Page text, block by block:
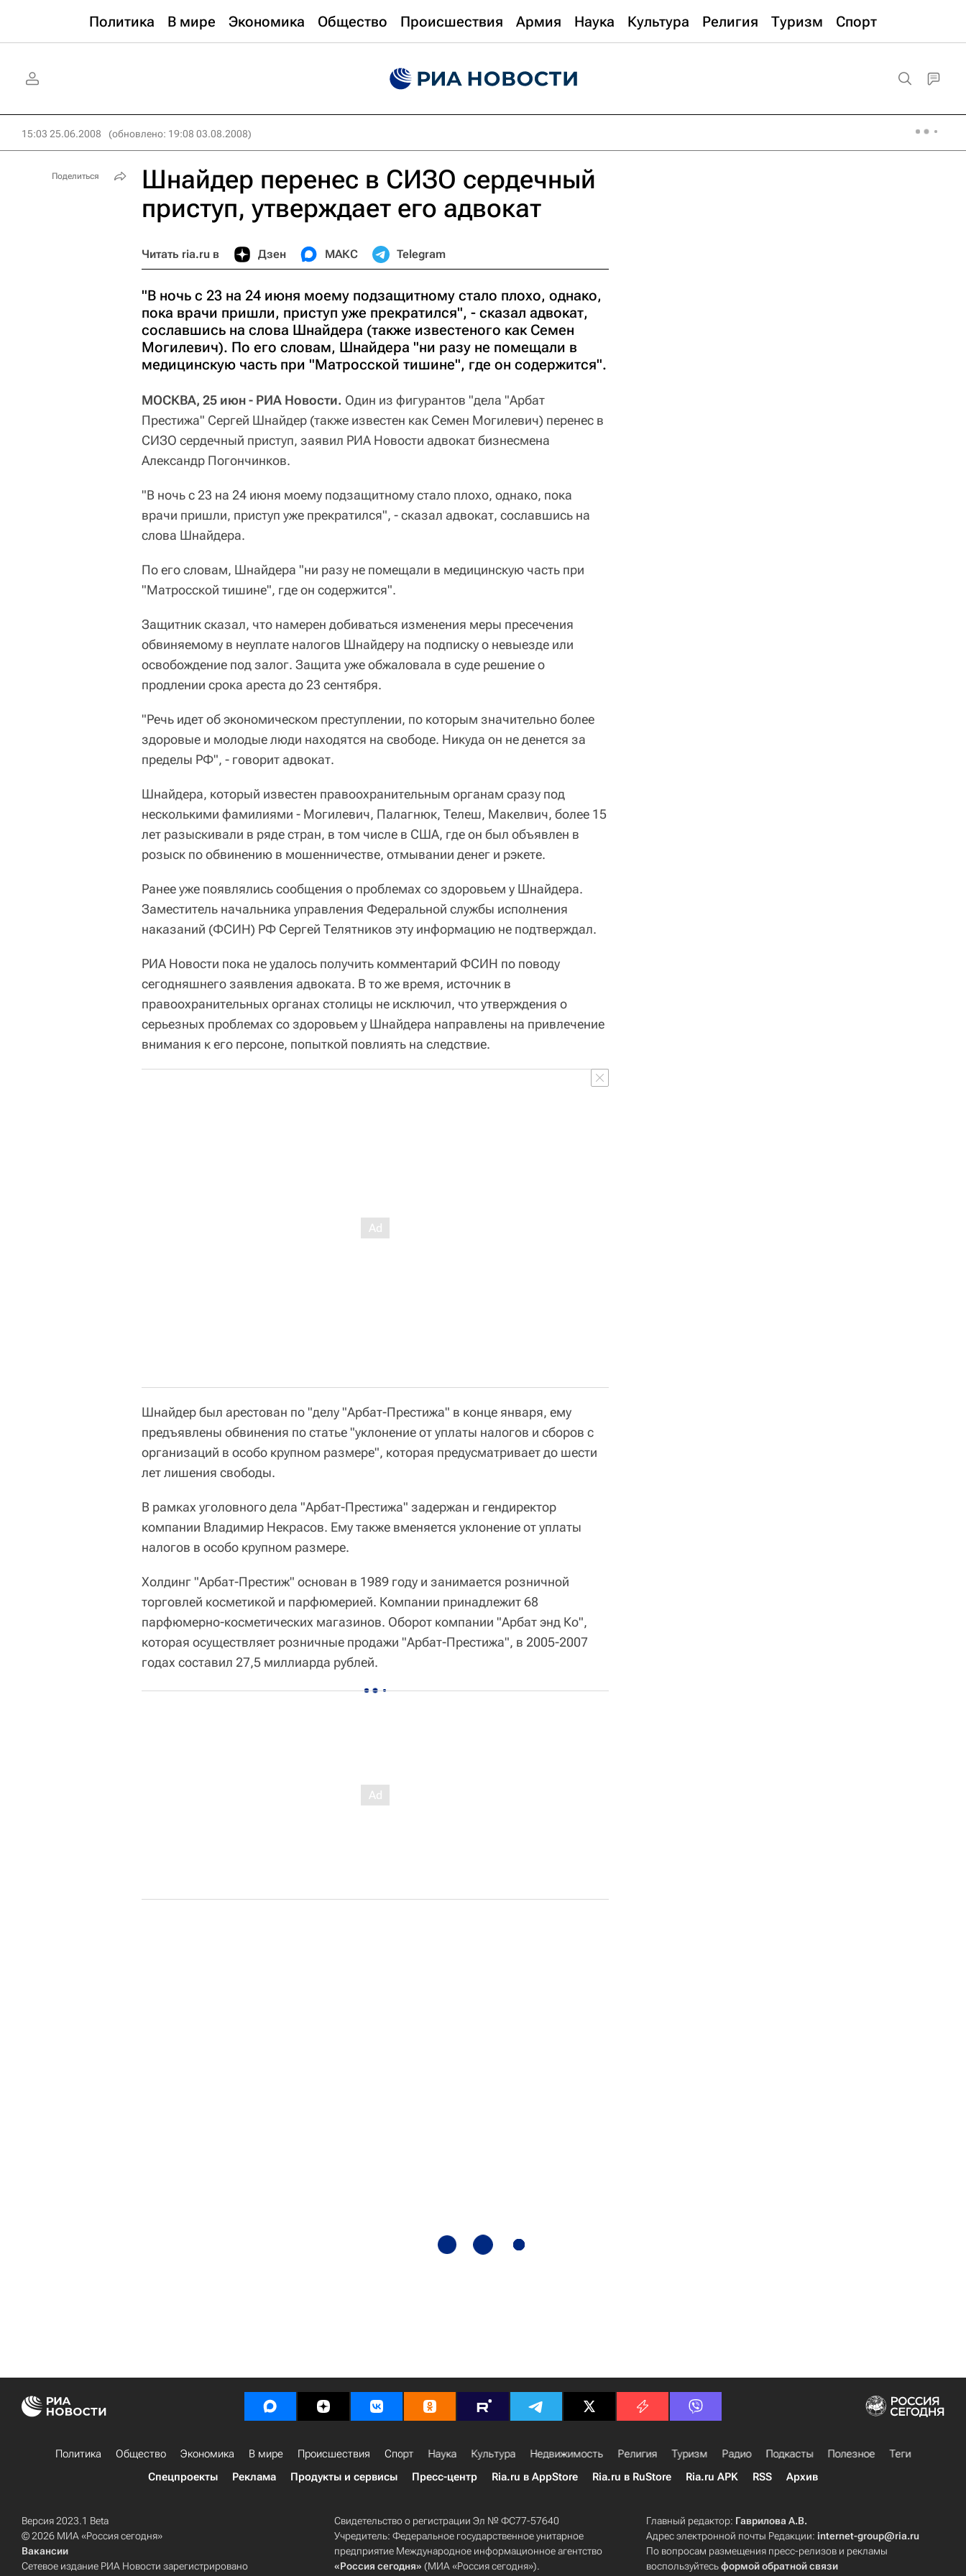
Политика В мире Экономика Общество Происшествия Армия Наука Культура Религия Туризм Спорт
15:03 25.06.2008 (обновлено: 19:08 03.08.2008)
Шнайдер перенес в СИЗО сердечный
приступ, утверждает его адвокат
Читать ria.ru в Дзен МАКС Telegram
"В ночь с 23 на 24 июня моему подзащитному стало плохо, однако,
пока врачи пришли, приступ уже прекратился", - сказал адвокат,
сославшись на слова Шнайдера (также известеного как Семен
Могилевич). По его словам, Шнайдера "ни разу не помещали в
медицинскую часть при "Матросской тишине", где он содержится".
МОСКВА, 25 июн - РИА Новости. Один из фигурантов "дела "Арбат
Престижа" Сергей Шнайдер (также известен как Семен Могилевич) перенес в
СИЗО сердечный приступ, заявил РИА Новости адвокат бизнесмена
Александр Погончинков.
"В ночь с 23 на 24 июня моему подзащитному стало плохо, однако, пока
врачи пришли, приступ уже прекратился", - сказал адвокат, сославшись на
слова Шнайдера.
По его словам, Шнайдера "ни разу не помещали в медицинскую часть при
"Матросской тишине", где он содержится".
Защитник сказал, что намерен добиваться изменения меры пресечения
обвиняемому в неуплате налогов Шнайдеру на подписку о невыезде или
освобождение под залог. Защита уже обжаловала в суде решение о
продлении срока ареста до 23 сентября.
"Речь идет об экономическом преступлении, по которым значительно более
здоровые и молодые люди находятся на свободе. Никуда он не денется за
пределы РФ", - говорит адвокат.
Шнайдера, который известен правоохранительным органам сразу под
несколькими фамилиями - Могилевич, Палагнюк, Телеш, Макелвич, более 15
лет разыскивали в ряде стран, в том числе в США, где он был объявлен в
розыск по обвинению в мошенничестве, отмывании денег и рэкете.
Ранее уже появлялись сообщения о проблемах со здоровьем у Шнайдера.
Заместитель начальника управления Федеральной службы исполнения
наказаний (ФСИН) РФ Сергей Телятников эту информацию не подтверждал.
РИА Новости пока не удалось получить комментарий ФСИН по поводу
сегодняшнего заявления адвоката. В то же время, источник в
правоохранительных органах столицы не исключил, что утверждения о
серьезных проблемах со здоровьем у Шнайдера направлены на привлечение
внимания к его персоне, попыткой повлиять на следствие.
Шнайдер был арестован по "делу "Арбат-Престижа" в конце января, ему
предъявлены обвинения по статье "уклонение от уплаты налогов и сборов с
организаций в особо крупном размере", которая предусматривает до шести
лет лишения свободы.
В рамках уголовного дела "Арбат-Престижа" задержан и гендиректор
компании Владимир Некрасов. Ему также вменяется уклонение от уплаты
налогов в особо крупном размере.
Холдинг "Арбат-Престиж" основан в 1989 году и занимается розничной
торговлей косметикой и парфюмерией. Компании принадлежит 68
парфюмерно-косметических магазинов. Оборот компании "Арбат энд Ко",
которая осуществляет розничные продажи "Арбат-Престижа", в 2005-2007
годах составил 27,5 миллиарда рублей.
Поделиться
Политика Общество Экономика В мире Происшествия Спорт Наука Культура Недвижимость Религия Туризм Радио Подкасты Полезное
Теги
Спецпроекты
Реклама Продукты и сервисы Пресс-центр Ria.ru в AppStore Ria.ru в RuStore Ria.ru APK RSS Архив
Версия 2023.1 Beta
© 2026 МИА «Россия сегодня»
Вакансии
Сетевое издание РИА Новости зарегистрировано
Свидетельство о регистрации Эл № ФС77-57640
Учредитель: Федеральное государственное унитарное
предприятие Международное информационное агентство
«Россия сегодня» (МИА «Россия сегодня»).
Главный редактор: Гаврилова А.В.
Адрес электронной почты Редакции:internet-group@ria.ru
По вопросам размещения пресс-релизов и рекламы
воспользуйтесьформой обратной связи